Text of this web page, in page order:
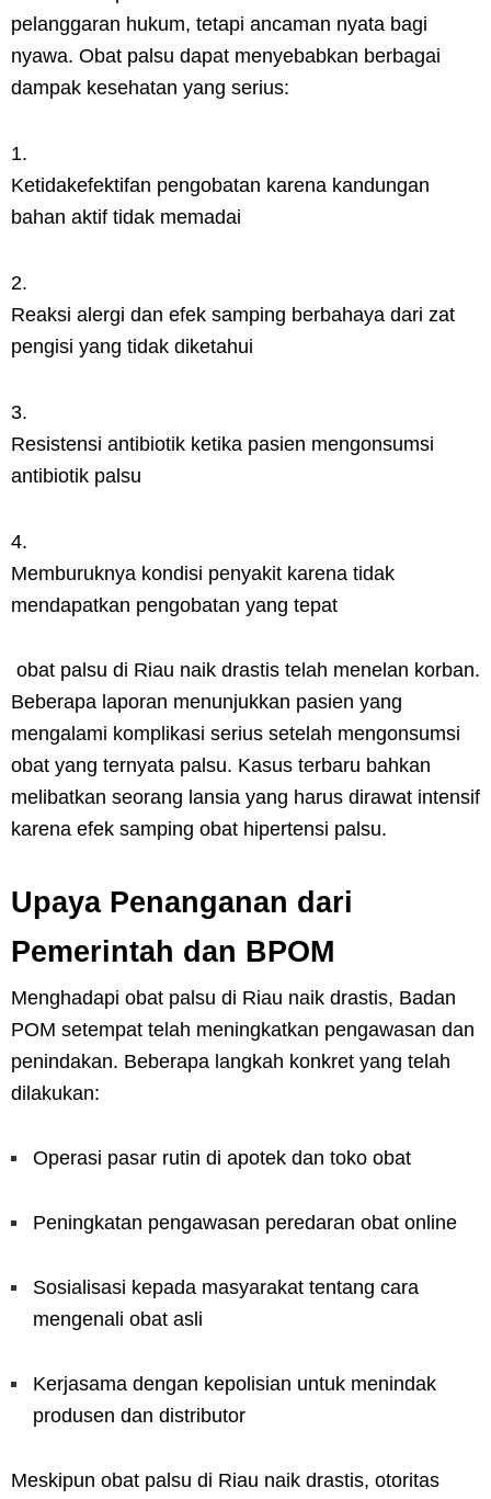
pelanggaran hukum, tetapi ancaman nyata bagi
nyawa. Obat palsu dapat menyebabkan berbagai
dampak kesehatan yang serius:
Ketidakefektifan pengobatan karena kandungan
bahan aktif tidak memadai
Reaksi alergi dan efek samping berbahaya dari zat
pengisi yang tidak diketahui
Resistensi antibiotik ketika pasien mengonsumsi
antibiotik palsu
Memburuknya kondisi penyakit karena tidak
mendapatkan pengobatan yang tepat
obat palsu di Riau naik drastis telah menelan korban.
Beberapa laporan menunjukkan pasien yang
mengalami komplikasi serius setelah mengonsumsi
obat yang ternyata palsu. Kasus terbaru bahkan
melibatkan seorang lansia yang harus dirawat intensif
karena efek samping obat hipertensi palsu.
Upaya Penanganan dari
Pemerintah dan BPOM
Menghadapi obat palsu di Riau naik drastis, Badan
POM setempat telah meningkatkan pengawasan dan
penindakan. Beberapa langkah konkret yang telah
dilakukan:
Operasi pasar rutin di apotek dan toko obat
Peningkatan pengawasan peredaran obat online
Sosialisasi kepada masyarakat tentang cara
mengenali obat asli
Kerjasama dengan kepolisian untuk menindak
produsen dan distributor
Meskipun obat palsu di Riau naik drastis, otoritas